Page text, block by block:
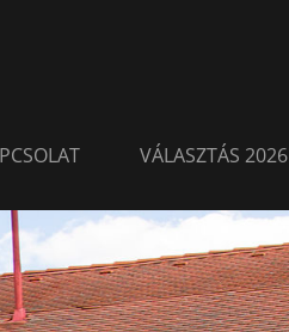
VÁLASZTÁS 2026